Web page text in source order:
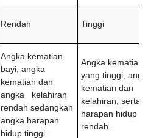
Rendah Tinggi
Angka kematian
bayi, angka
kematian dan
angka kelahiran
rendah sedangkan
angka harapan
hidup tinggi.
Angka kematian
yang tinggi,
kematian dan
kelahiran, serta
harapan hidup
rendah.